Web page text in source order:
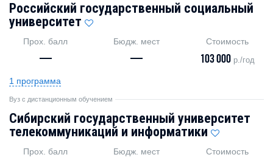
Российский государственный социальный
университет
Прох. балл
—
Бюдж. мест
—
Стоимость
103 000 р./год
1 программа
Вуз с дистанционным обучением
Сибирский государственный университет
телекоммуникаций и информатики
Прох. балл Бюдж. мест Стоимость